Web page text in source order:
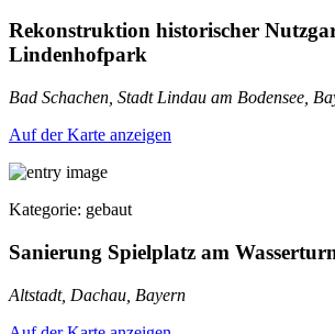
Rekonstruktion historischer
Lindenhofpark
Bad Schachen, Stadt Lindau am Bodensee,
Auf der Karte anzeigen
Kategorie: gebaut
Sanierung Spielplatz am
Altstadt, Dachau, Bayern